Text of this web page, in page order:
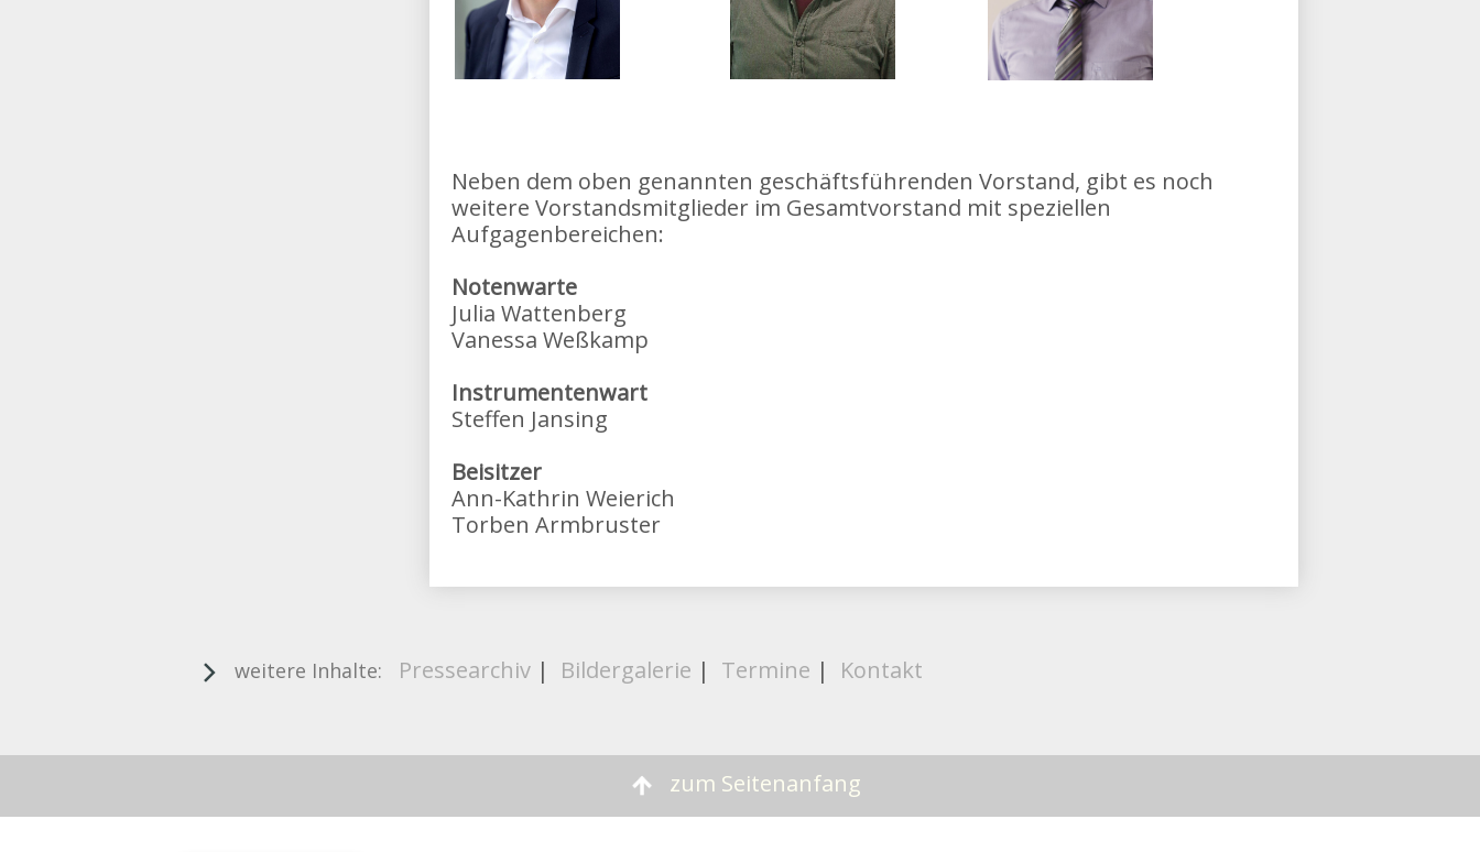
Neben dem oben genannten geschäftsführenden Vorstand, gibt es noch
weitere Vorstandsmitglieder im Gesamtvorstand mit speziellen
Aufgagenbereichen:
Notenwarte
Julia Wattenberg
Vanessa Weßkamp
Instrumentenwart
Steffen Jansing
Beisitzer
Ann-Kathrin Weierich
Torben Armbruster
weitere Inhalte: Pressearchiv | Bildergalerie | Termine | Kontakt
zum Seitenanfang